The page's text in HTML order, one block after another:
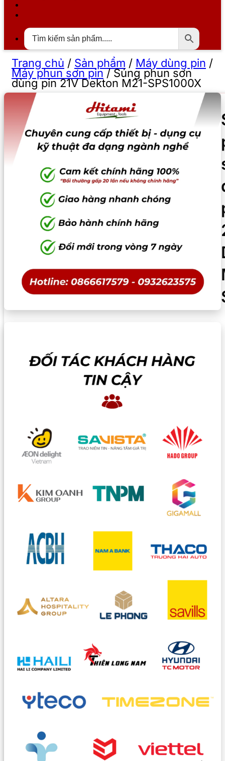
Trang chủ / Sản phẩm / Máy dùng pin /
Máy phun sơn pin/Súng phun sơn
dùng pin 21V Dekton M21-SPS1000X